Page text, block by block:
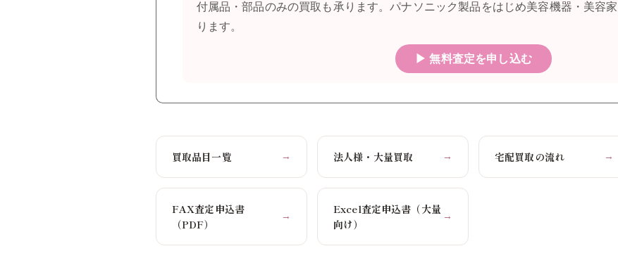
付属品・部品のみの買取も承ります。パナソニック製品をはじめ美容機器・美容
ります。
▶ 無料査定を申し込む
買取品目一覧 → 法人様・大量買取 → 宅配買取の流れ →
FAX査定申込書
（PDF）
→
Excel査定申込書（大量
向け）
→